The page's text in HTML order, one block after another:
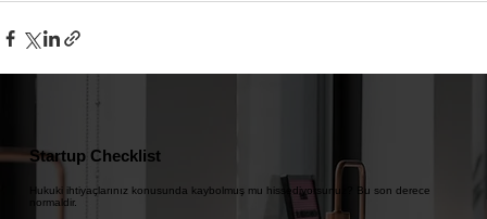
Startup Checklist
Hukuki ihtiyaçlarınız konusunda kaybolmuş mu hissediyorsunuz? Bu son derece
normaldir.